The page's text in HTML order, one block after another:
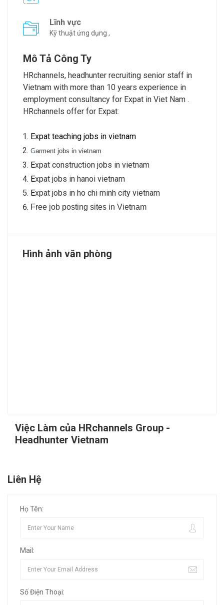
Lĩnh vực
Kỹ thuật ứng dụng ,
Mô Tả Công Ty
HRchannels, headhunter recruiting senior staff in
Vietnam with more than 10 years experience in
employment consultancy for Expat in Viet Nam .
HRchannels offer for Expat:
Expat teaching jobs in vietnam
Garment jobs in vietnam
Expat construction jobs in vietnam
Expat jobs in hanoi vietnam
Expat jobs in ho chi minh city vietnam
Free job posting sites in Vietnam
Hình ảnh văn phòng
Việc Làm của HRchannels Group -
Headhunter Vietnam
Liên Hệ
Họ Tên:
Mail:
Số Điện Thoại: